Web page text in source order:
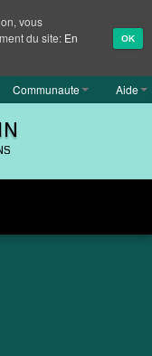
Communaute Aide
vous
du site: En
OK